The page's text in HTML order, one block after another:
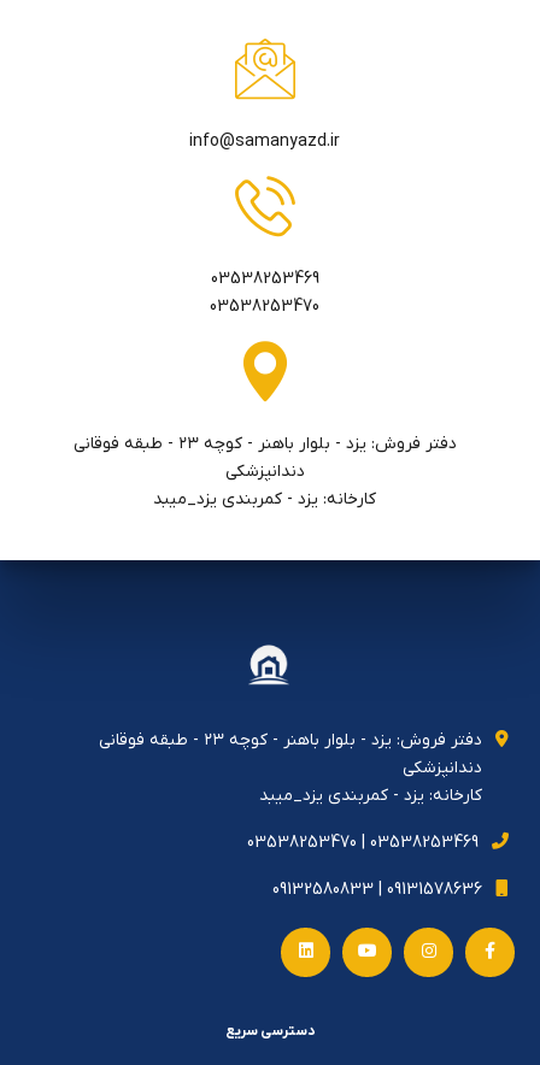
info@samanyazd.ir
03538253469
03538253470
دفتر فروش: يزد - بلوار باهنر - كوچه ٢٣ - طبقه فوقاني
دندانپزشكي
کارخانه: یزد - کمربندی یزد_میبد
دفتر فروش: يزد - بلوار باهنر - كوچه ٢٣ - طبقه فوقاني
دندانپزشكي
کارخانه: یزد - کمربندی یزد_میبد
03538253469 | 03538253470
09131578636 | 09132580833
دسترسی سریع